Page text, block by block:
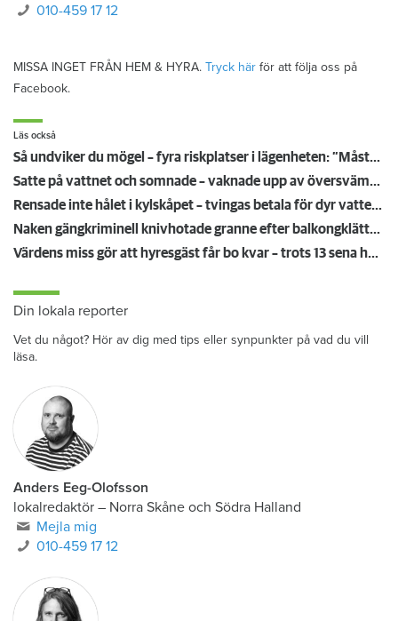
010-459 17 12
MISSA INGET FRÅN HEM & HYRA. Tryck här för att följa oss på
Facebook.
Läs också
Så undviker du mögel – fyra riskplatser i lägenheten: ”Måste städa bort”
Satte på vattnet och somnade – vaknade upp av översvämning hos grannen
Rensade inte hålet i kylskåpet – tvingas betala för dyr vattenskada
Naken gängkriminell knivhotade granne efter balkongklättring
Värdens miss gör att hyresgäst får bo kvar – trots 13 sena hyror
Din lokala reporter
Vet du något? Hör av dig med tips eller synpunkter på vad du vill
läsa.
Anders Eeg-Olofsson
lokalredaktör – Norra Skåne och Södra Halland
Mejla mig
010-459 17 12